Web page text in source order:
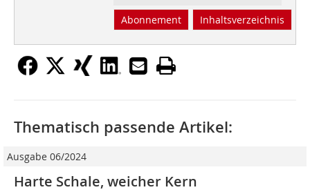
Abonnement Inhaltsverzeichnis
Thematisch passende Artikel:
Ausgabe 06/2024
Harte Schale, weicher Kern